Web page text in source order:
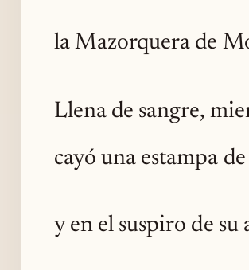
la Mazorquera de
Llena de sangre,
cayó una estampa
y en el suspiro de su